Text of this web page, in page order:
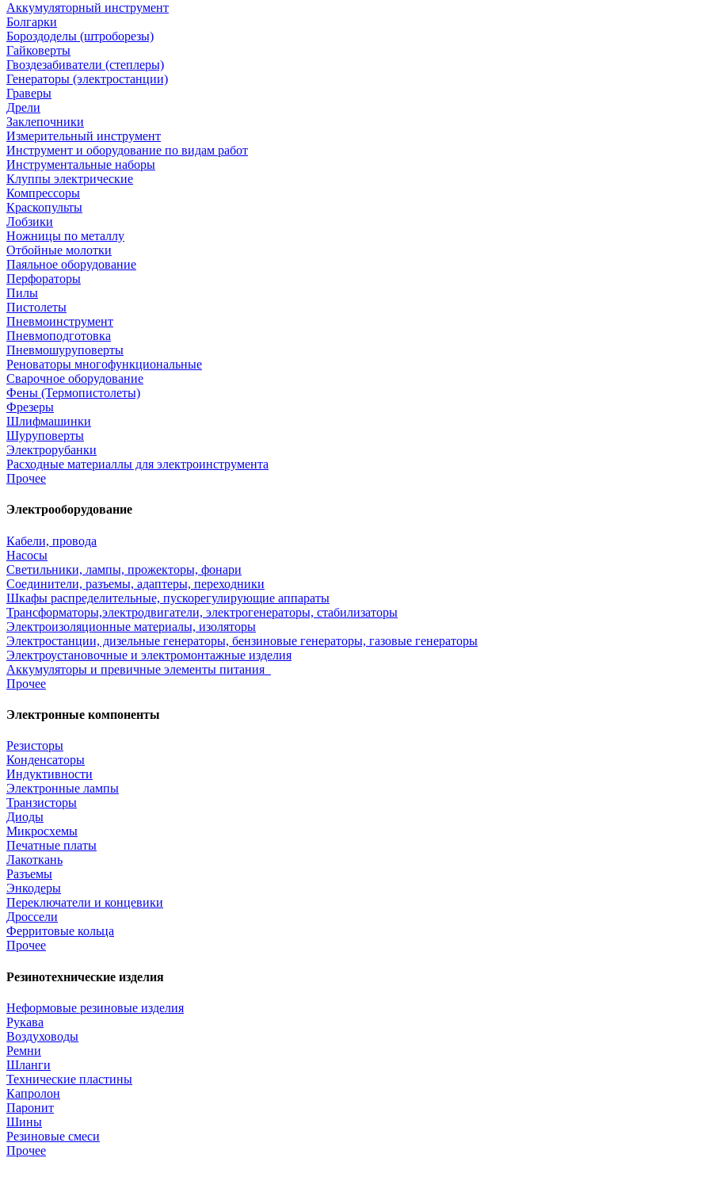
Аккумуляторный инструмент
Болгарки
Бороздоделы (штроборезы)
Гайковерты
Гвоздезабиватели (степлеры)
Генераторы (электростанции)
Граверы
Дрели
Заклепочники
Измерительный инструмент
Инструмент и оборудование по видам работ
Инструментальные наборы
Клуппы электрические
Компрессоры
Краскопульты
Лобзики
Ножницы по металлу
Отбойные молотки
Паяльное оборудование
Перфораторы
Пилы
Пистолеты
Пневмоинструмент
Пневмоподготовка
Пневмошуруповерты
Реноваторы многофункциональные
Сварочное оборудование
Фены (Термопистолеты)
Фрезеры
Шлифмашинки
Шуруповерты
Электрорубанки
Расходные материаллы для электроинструмента
Прочее
Электрооборудование
Кабели, провода
Насосы
Светильники, лампы, прожекторы, фонари
Соединители, разъемы, адаптеры, переходники
Шкафы распределительные, пускорегулирующие аппараты
Трансформаторы,электродвигатели, электрогенераторы, стабилизаторы
Электроизоляционные материалы, изоляторы
Электростанции, дизельные генераторы, бензиновые генераторы, газовые генераторы
Электроустановочные и электромонтажные изделия
Аккумуляторы и превичные элементы питания
Прочее
Электронные компоненты
Резисторы
Конденсаторы
Индуктивности
Электронные лампы
Транзисторы
Диоды
Микросхемы
Печатные платы
Лакоткань
Разъемы
Энкодеры
Переключатели и концевики
Дроссели
Ферритовые кольца
Прочее
Резинотехнические изделия
Неформовые резиновые изделия
Рукава
Воздуховоды
Ремни
Шланги
Технические пластины
Капролон
Паронит
Шины
Резиновые смеси
Прочее